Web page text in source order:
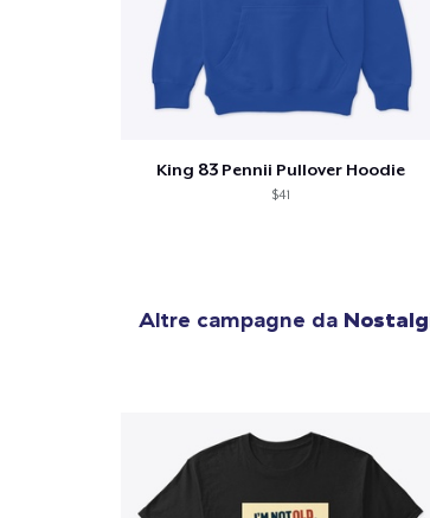
King 83 Pennii Pullover Hoodie
$41
Altre campagne da